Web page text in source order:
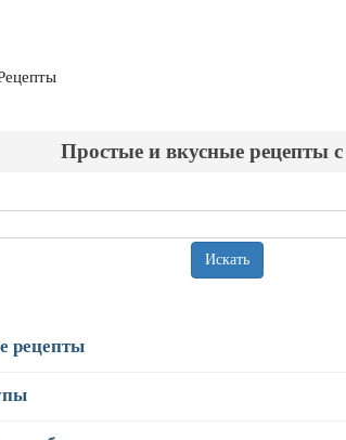
Простые и вкусные рецепты
Искать
рецепты